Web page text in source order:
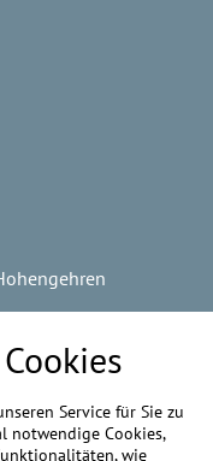
Service für Sie zu
notwendige Cookies,
wie